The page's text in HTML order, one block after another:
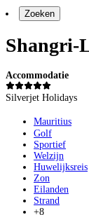
Zoeken
Shangri-
Accommodatie
Silverjet Holidays
Mauritius
Golf
Sportief
Welzijn
Huwelijksreis
Zon
Eilanden
Strand
+8